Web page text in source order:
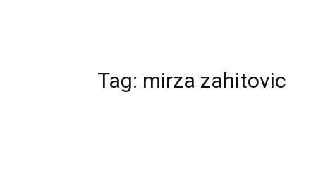
Tag: mirza zahitovic